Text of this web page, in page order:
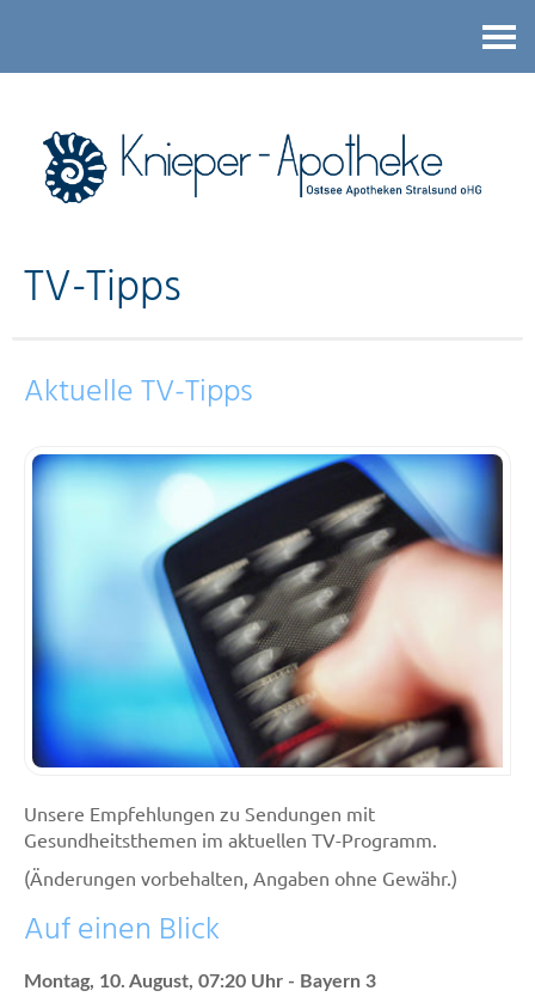
TV-Tipps
Aktuelle TV-Tipps
Unsere Empfehlungen zu Sendungen mit
Gesundheitsthemen im aktuellen TV-Programm.
(Änderungen vorbehalten, Angaben ohne Gewähr.)
Auf einen Blick
Montag, 10. August, 07:20 Uhr - Bayern 3